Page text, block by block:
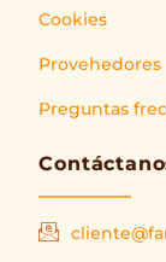
Cookies
Provehedores
Preguntas